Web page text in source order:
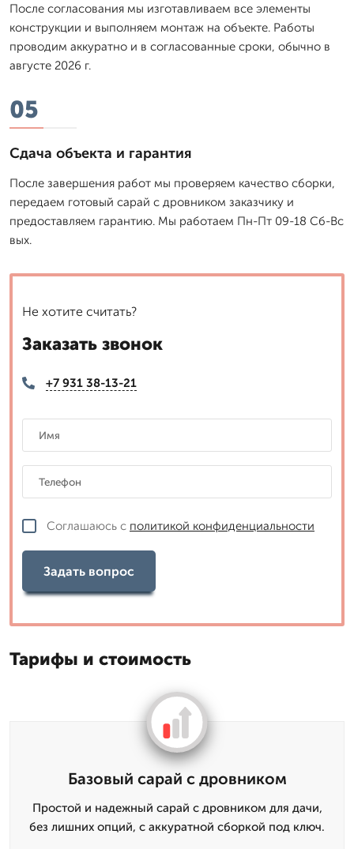
После согласования мы изготавливаем все элементы
конструкции и выполняем монтаж на объекте. Работы
проводим аккуратно и в согласованные сроки, обычно в
августе 2026 г.
05
Сдача объекта и гарантия
После завершения работ мы проверяем качество сборки,
передаем готовый сарай с дровником заказчику и
предоставляем гарантию. Мы работаем Пн-Пт 09-18 Сб-Вс
вых.
Не хотите считать?
Заказать звонок
+7 931 38-13-21
Соглашаюсь с политикой конфиденциальности
Задать вопрос
Тарифы и стоимость
Базовый сарай с дровником
Простой и надежный сарай с дровником для дачи,
без лишних опций, с аккуратной сборкой под ключ.